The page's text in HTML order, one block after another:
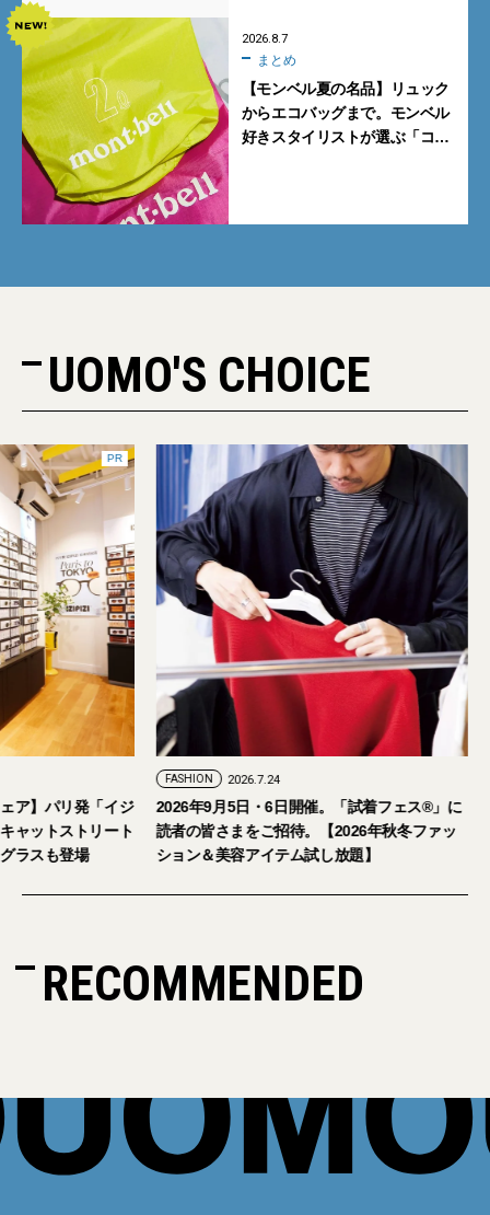
2026.8.7
まとめ
【モンベル夏の名品】リュック
からエコバッグまで。モンベル
好きスタイリストが選ぶ「コス
UOMO'S CHOICE
PR
ア】パリ発「イジ
ャットストリート
ラスも登場
FASHION 2026.7.24
2026年9月5日・6日開催。「試着フェス®︎」に
読者の皆さまをご招待。【2026年秋冬ファッ
ション＆美容アイテム試し放題】
RECOMMENDED